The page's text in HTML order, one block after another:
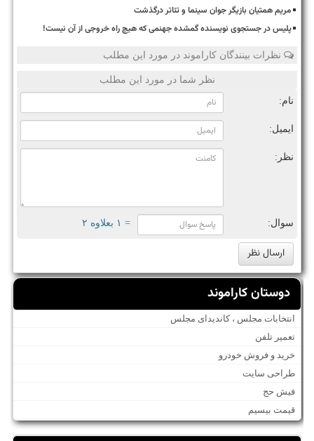
مریم همتیان بازیگر جوان سینما و تئاتر درگذشت
پلیس در جستجوی نویسنده گمشده جهنمی که هیچ راه خروجی از آن نیست!
نظرات بینندگان کاراموند در مورد این مطلب
نظر شما در مورد این مطلب
نام:
ایمیل:
نظر:
سوال: = ۱ بعلاوه ۲
دوستان کاراموند
انتخابات مجلس ، کاندیدای مجلس
تعمیر تلفن
خرید و فروش خودرو
طراحی سایت
فیش حج
قیمت بیسیم